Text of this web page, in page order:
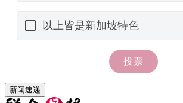
新闻速递